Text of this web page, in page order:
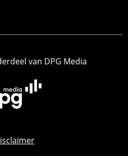
van DPG Media